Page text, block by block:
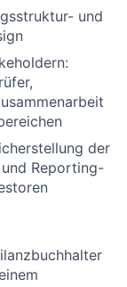
und
der
Reporting-